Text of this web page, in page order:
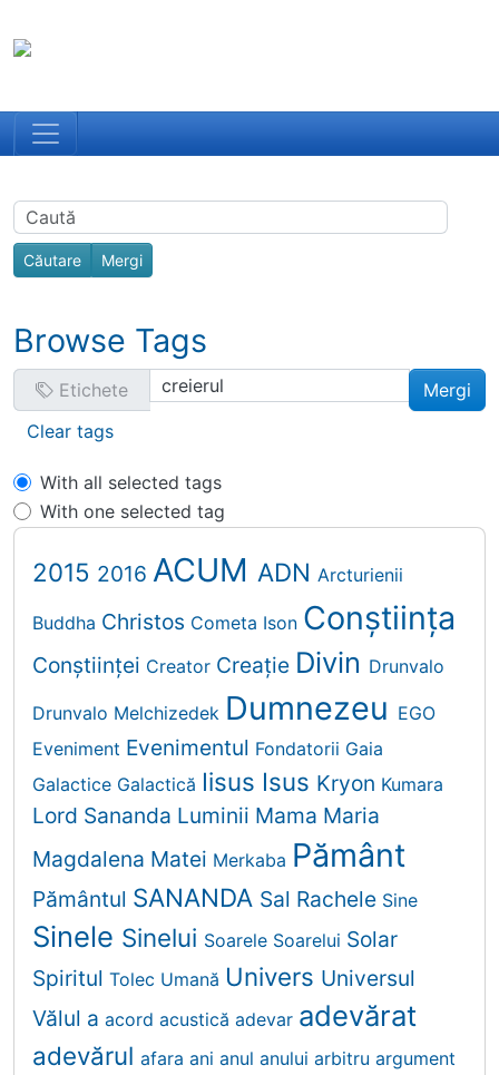
Navigation and related functionality
Related content Find
Browse Tags
Etichete
Clear tags
With all selected tags
With one selected tag
2015 2016 ACUM ADN Arcturienii
Buddha Christos Cometa Ison Conștiința
Conștiinței Creator Creaţie Divin Drunvalo
Drunvalo Melchizedek Dumnezeu EGO
Eveniment Evenimentul Fondatorii Gaia
Galactice Galactică Iisus Isus Kryon Kumara
Lord Sananda Luminii Mama Maria
Magdalena Matei Merkaba Pământ
Pământul SANANDA Sal Rachele Sine
Sinele Sinelui Soarele Soarelui Solar
Spiritul Tolec Umană Univers Universul
Vălul a acord acustică adevar adevărat
adevărul afara ani anul anului arbitru argument